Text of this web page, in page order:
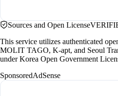
Sources and Open License
This service utilizes authenticated
MOLIT TAGO, K-apt, and Seoul
under Korea Open Government
SponsoredAdSense